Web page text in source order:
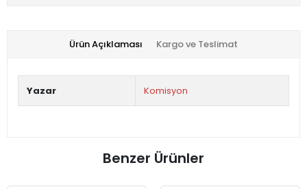
Ürün Açıklaması Kargo ve Teslimat
Yazar Komisyon
Benzer Ürünler